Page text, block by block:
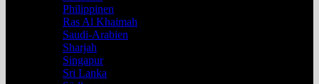
Philippinen
Ras Al Khaimah
Saudi-Arabien
Sharjah
Singapur
Sri Lanka